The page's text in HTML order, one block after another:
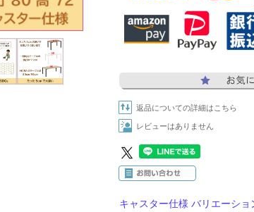
返品についての詳細はこちら
レビューはありません
キャスター仕様 バリエーショ